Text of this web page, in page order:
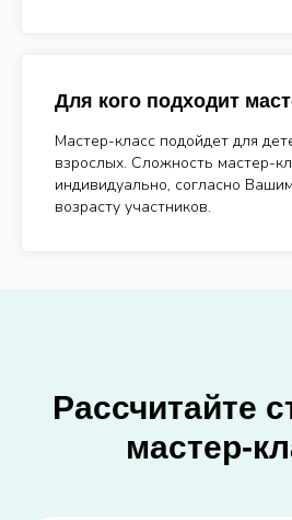
Для кого подходит
Мастер-класс подойдет для
взрослых. Сложность мастер-
индивидуально, согласно
возрасту участников.
Рассчитайте
мастер-